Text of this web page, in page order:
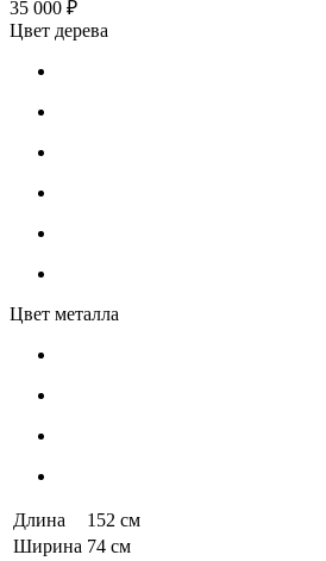
35 000 ₽
Цвет дерева
Цвет металла
Длина
152 см
Ширина 74 см